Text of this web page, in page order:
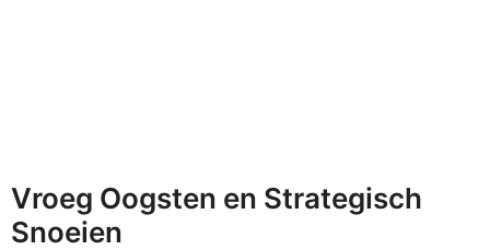
Vroeg Oogsten en Strategisch
Snoeien